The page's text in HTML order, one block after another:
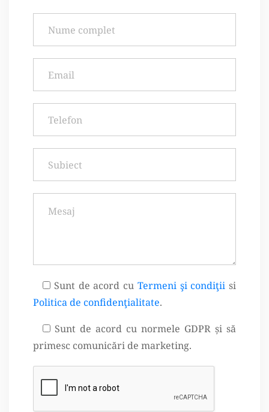
Sunt de acord cu Termeni şi condiţii si
Politica de confidenţialitate.
Sunt de acord cu normele GDPR și să
primesc comunicări de marketing.